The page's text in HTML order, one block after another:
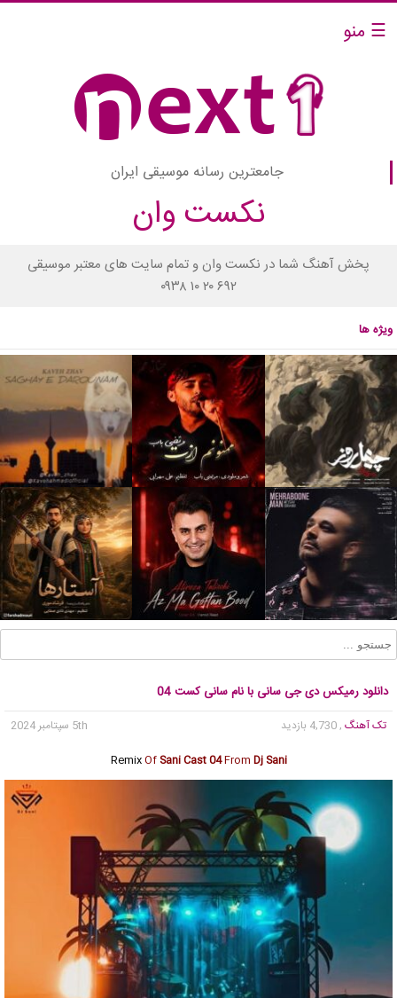
☰ منو
جامعترین رسانه موسیقی ایران
نکست وان
پخش آهنگ شما در نکست وان و تمام سایت های معتبر موسیقی
۰۹۳۸ ۱۰ ۲۰ ۶۹۲
ویژه ها
دانلود رمیکس دی جی سانی با نام سانی کست 04
تک آهنگ , 4,730 بازدید
5th سپتامبر 2024
RemixOf Sani Cast 04From Dj Sani